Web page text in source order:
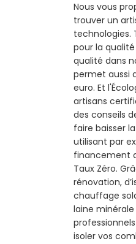
Nous vous
trouver un
technologies.
pour la
qualité dans
permet aussi
euro. Et
artisans
des conseils
faire baisser
utilisant par
financement
Taux Zéro.
rénovation,
chauffage
laine
isoler vos